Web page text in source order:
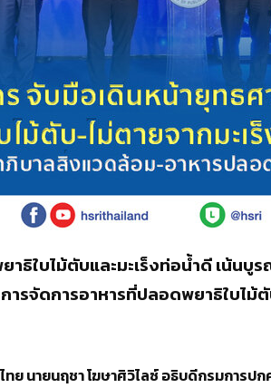
ธิใบไม้ตับและมะเร็งท่อน้ำดี เน้นบู
รจัดการอาหารที่ปลอดพยาธิใบไ
ย นายนฤชา โฆษาศิวิไลซ์ อธิบดีกรมการ